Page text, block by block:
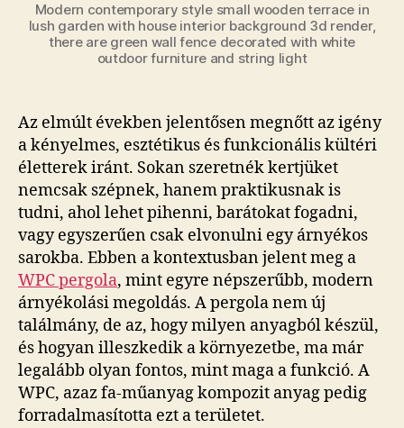
Modern contemporary style small wooden terrace in
lush garden with house interior background 3d render,
there are green wall fence decorated with white
outdoor furniture and string light
Az elmúlt években jelentősen megnőtt az igény
a kényelmes, esztétikus és funkcionális kültéri
életterek iránt. Sokan szeretnék kertjüket
nemcsak szépnek, hanem praktikusnak is
tudni, ahol lehet pihenni, barátokat fogadni,
vagy egyszerűen csak elvonulni egy árnyékos
sarokba. Ebben a kontextusban jelent meg a
WPC pergola, mint egyre népszerűbb, modern
árnyékolási megoldás. A pergola nem új
találmány, de az, hogy milyen anyagból készül,
és hogyan illeszkedik a környezetbe, ma már
legalább olyan fontos, mint maga a funkció. A
WPC, azaz fa-műanyag kompozit anyag pedig
forradalmasította ezt a területet.